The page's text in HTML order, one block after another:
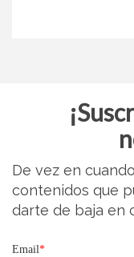
De vez en
contenidos que
darte de baja en